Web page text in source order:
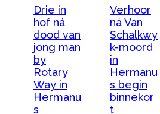
Drie in
hof ná
dood van
jong man
by
Rotary
Way in
Hermanu
s
Verhoor
ná Van
Schalkwy
k-moord
in
Hermanu
s begin
binnekor
t